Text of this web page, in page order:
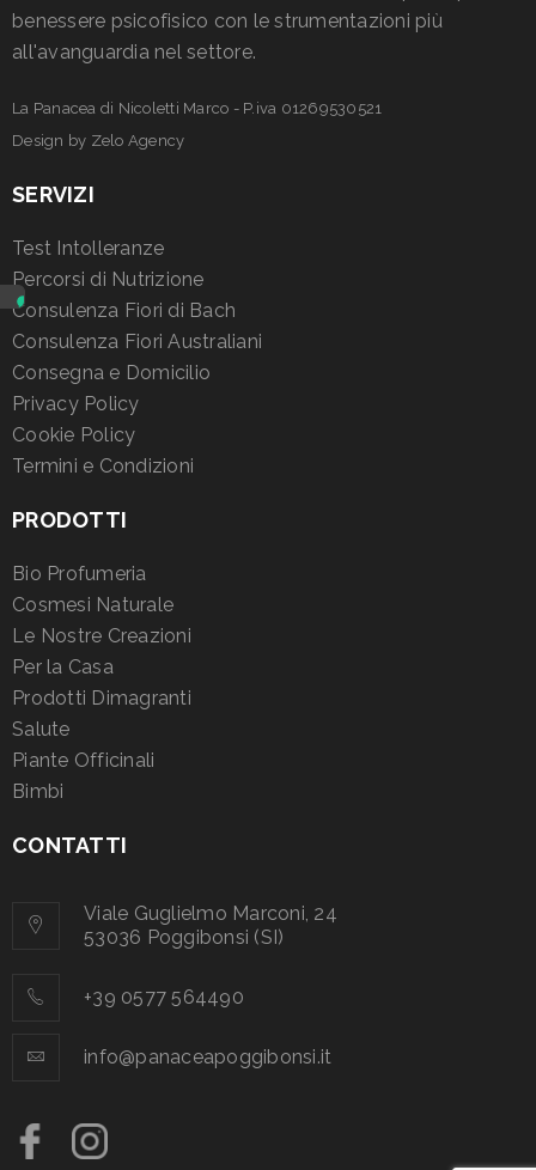
benessere psicofisico con le strumentazioni più
all'avanguardia nel settore.
La Panacea di Nicoletti Marco - P.iva 01269530521
Design by Zelo Agency
SERVIZI
Test Intolleranze
Percorsi di Nutrizione
Consulenza Fiori di Bach
Consulenza Fiori Australiani
Consegna e Domicilio
Privacy Policy
Cookie Policy
Termini e Condizioni
PRODOTTI
Bio Profumeria
Cosmesi Naturale
Le Nostre Creazioni
Per la Casa
Prodotti Dimagranti
Salute
Piante Officinali
Bimbi
CONTATTI
Viale Guglielmo Marconi, 24
53036 Poggibonsi (SI)
+39 0577 564490
info@panaceapoggibonsi.it